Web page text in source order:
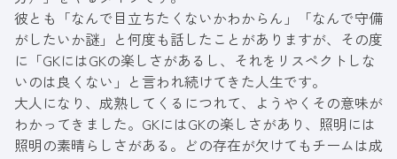
彼とも「なんで目立ちたくないかわからん」「なんで守備
がしたいか謎」と何度も話したことがありますが、その度
に「GKにはGKの楽しさがあるし、それをリスペクトしな
いのは良くない」と言われ続けてきた人生です。
大人になり、成熟してくるにつれて、ようやくその意味が
わかってきました。GKにはGKの楽しさがあり、照明には
照明の素晴らしさがある。どの存在が欠けてもチームは成